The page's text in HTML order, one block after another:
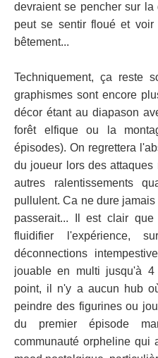
devraient se pencher sur
peut se sentir floué et voir
bêtement...
Techniquement, ça reste
graphismes sont encore
décor étant au diapason
forêt elfique ou la
épisodes). On regrettera
du joueur lors des
autres ralentissements
pullulent. Ca ne dure
passerait... Il est clair
fluidifier l'expérience,
déconnections
jouable en multi jusqu'à
point, il n'y a aucun hub
peindre des figurines ou
du premier épisode
communauté orpheline qui